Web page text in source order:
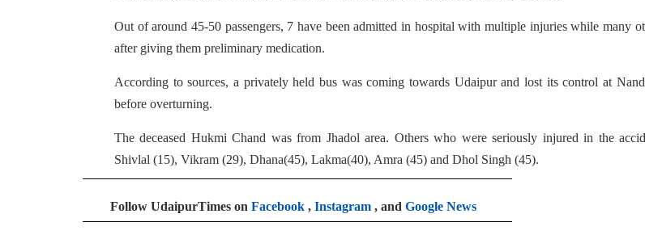
Out of around 45-50 passengers, 7 have been admitted in hospital with multiple injuries while many
after giving them preliminary medication.
According to sources, a privately held bus was coming towards Udaipur and lost its control at
before overturning.
The deceased Hukmi Chand was from Jhadol area. Others who were seriously injured in the
Shivlal (15), Vikram (29), Dhana(45), Lakma(40), Amra (45) and Dhol Singh (45).
Follow UdaipurTimes on Facebook , Instagram , and Google News